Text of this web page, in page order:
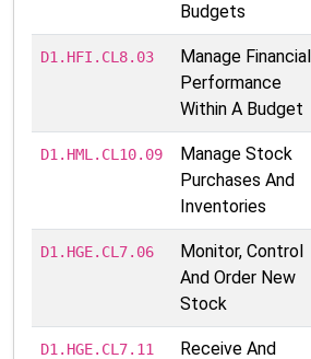
Budgets
D1.HFI.CL8.03
Manage Financial
Performance
Within A Budget
D1.HML.CL10.09
Manage Stock
Purchases And
Inventories
D1.HGE.CL7.06
Monitor, Control
And Order New
Stock
D1.HGE.CL7.11
Receive And